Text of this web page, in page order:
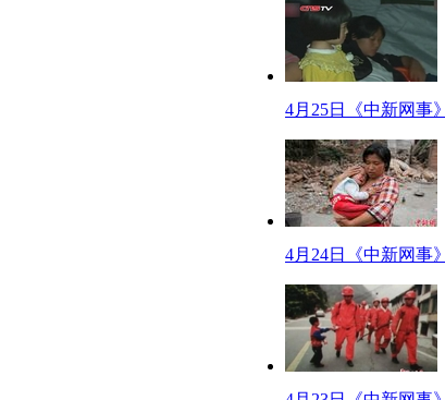
【正文】花花绿绿的电视节目对孩子极具吸引力，对许多忙碌的现
许多家长和老师表示儿童模仿影视作品的行为非常普遍。有的孩子
监管也不够到位。就算是卡通片，里面也有儿童不宜的内容。
据了解，目前美国分级系统使用7个等级来界定适当受众。除此之外
线台，家长设置密码，没有密码儿童就看不到。
而我国影视剧分级制一直处于真空状态。《未成年人保护法》的第
说明。尽管如此，这些法律法规都不属于影视剧分级制的内容，儿童
【口播】如果有了影视剧的分级制度，家长可以根据分级提示，引
4月25日《中新网事》
4月24日《中新网事》